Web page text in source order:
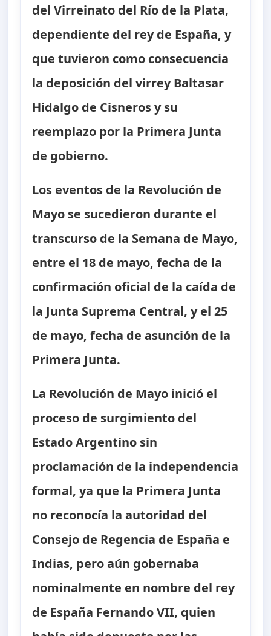
del Virreinato del Río de la Plata,
dependiente del rey de España, y
que tuvieron como consecuencia
la deposición del virrey Baltasar
Hidalgo de Cisneros y su
reemplazo por la Primera Junta
de gobierno.
Los eventos de la Revolución de
Mayo se sucedieron durante el
transcurso de la Semana de Mayo,
entre el 18 de mayo, fecha de la
confirmación oficial de la caída de
la Junta Suprema Central, y el 25
de mayo, fecha de asunción de la
Primera Junta.
La Revolución de Mayo inició el
proceso de surgimiento del
Estado Argentino sin
proclamación de la independencia
formal, ya que la Primera Junta
no reconocía la autoridad del
Consejo de Regencia de España e
Indias, pero aún gobernaba
nominalmente en nombre del rey
de España Fernando VII, quien